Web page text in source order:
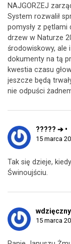
NAJGORZEJ
System rozwalił
pomysły z
drzew w Naturze
środowiskowy, ale
dokumenty na tą
kwestia czasu
jeszcze będą
nie odpuści
????? ➔ •
15 marca
Tak się dzieje,
Świnoujściu.
15 marca